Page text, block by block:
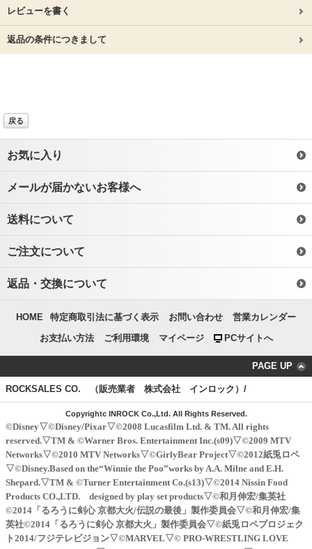
レビューを書く
返品の条件につきまして
戻る
お気に入り
メールが届かないお客様へ
送料について
ご注文について
返品・交換について
HOME 特定商取引法に基づく表示 お問い合わせ
営業カレンダー
お支払い方法
ご利用環境 マイページ PCサイトへ
PAGE UP
ROCKSALES CO. （販売業者 株式会社 インロック）/
Copyrightc INROCK Co.,Ltd. All Rights Reserved.
©Disney▽©Disney/Pixar▽©2008 Lucasfilm Ltd. & TM. All rights
reserved.▽TM & ©Warner Bros. Entertainment Inc.(s09)▽©2009 MTV
Networks▽©2010 MTV Networks▽©GirlyBear Project▽©2012紙兎ロペ
▽©Disney.Based on the“Winnie the Poo”works by A.A. Milne and E.H.
Shepard.▽TM & ©Turner Entertainment Co.(s13)▽©2014 Nissin Food
Products CO.,LTD. designed by play set products▽©和月伸宏/集英社
©2014「るろうに剣心 京都大火/伝説の最後」製作委員会▽©和月伸宏/集
英社©2014「るろうに剣心 京都大火」製作委員会▽©紙兎ロペプロジェク
ト2014/フジテレビジョン▽©MARVEL▽© PRO-WRESTLING LOVE